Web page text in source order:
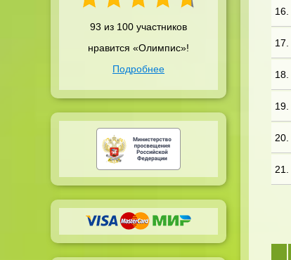
93 из 100 участников
нравится «Олимпис»!
Подробнее
16.
17.
18.
19.
20.
21.